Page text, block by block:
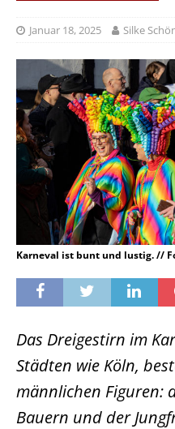
Januar 18, 2025 Silke
Karneval ist bunt und lustig. //
Das Dreigestirn im
Städten wie Köln,
männlichen Figuren:
Bauern und der